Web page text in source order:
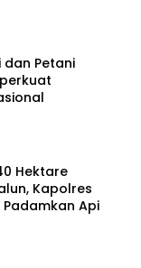
dan Petani
Hektare
Kapolres
Padamkan Api